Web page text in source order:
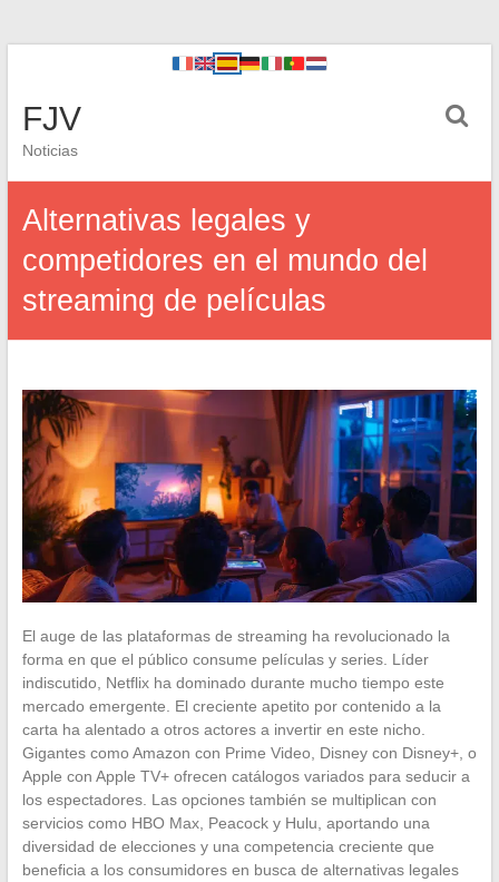
FJV
Noticias
Alternativas legales y
competidores en el mundo del
streaming de películas
El auge de las plataformas de streaming ha revolucionado la
forma en que el público consume películas y series. Líder
indiscutido, Netflix ha dominado durante mucho tiempo este
mercado emergente. El creciente apetito por contenido a la
carta ha alentado a otros actores a invertir en este nicho.
Gigantes como Amazon con Prime Video, Disney con Disney+, o
Apple con Apple TV+ ofrecen catálogos variados para seducir a
los espectadores. Las opciones también se multiplican con
servicios como HBO Max, Peacock y Hulu, aportando una
diversidad de elecciones y una competencia creciente que
beneficia a los consumidores en busca de alternativas legales